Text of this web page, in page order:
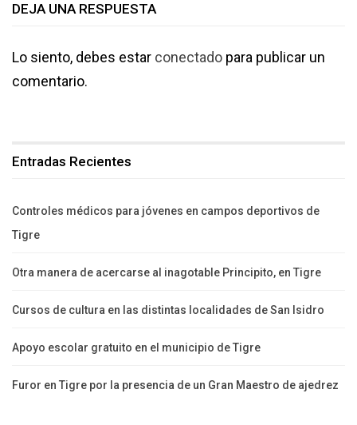
DEJA UNA RESPUESTA
Lo siento, debes estar conectado para publicar un
comentario.
Entradas Recientes
Controles médicos para jóvenes en campos deportivos de
Tigre
Otra manera de acercarse al inagotable Principito, en Tigre
Cursos de cultura en las distintas localidades de San Isidro
Apoyo escolar gratuito en el municipio de Tigre
Furor en Tigre por la presencia de un Gran Maestro de ajedrez